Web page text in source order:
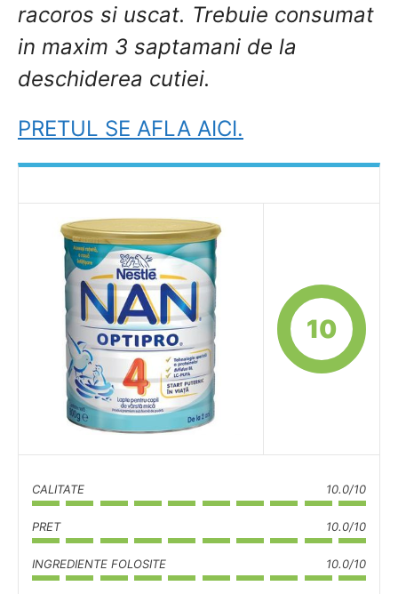
racoros si uscat. Trebuie consumat
in maxim 3 saptamani de la
deschiderea cutiei.
PRETUL SE AFLA AICI.
10
CALITATE 10.0/10
PRET 10.0/10
INGREDIENTE FOLOSITE 10.0/10